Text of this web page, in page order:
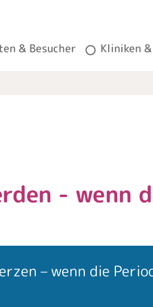
& Besucher Kliniken
- wenn
– wenn die